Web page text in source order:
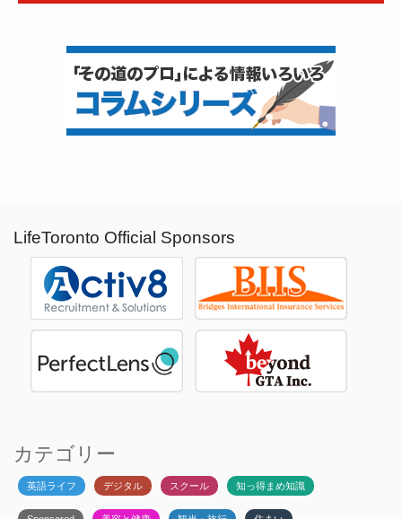
LifeToronto Official Sponsors
カテゴリー
英語ライフ デジタル スクール 知っ得まめ知識